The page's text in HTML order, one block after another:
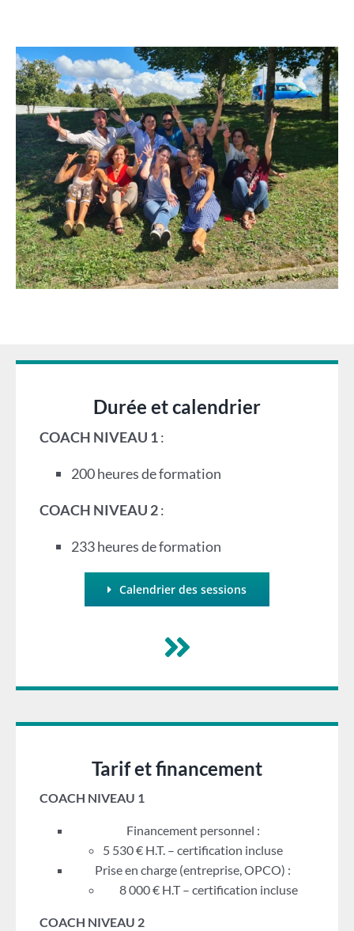
Durée et calendrier
COACH NIVEAU 1:
200 heures de formation
COACH NIVEAU 2:
233 heures de formation
Calendrier des sessions
Tarif et financement
COACH NIVEAU 1
Financement personnel :
5 530 € H.T. – certification incluse
Prise en charge (entreprise, OPCO) :
8 000 € H.T – certification incluse
COACH NIVEAU 2